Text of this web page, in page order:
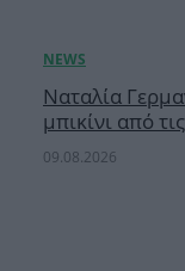
Ναταλία
μπικίνι από
09.08.2026